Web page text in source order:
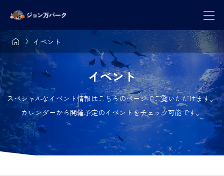
  イベント
イベント
スペシャルなイベント情報はこちらのページでご覧いただけます。
カレンダーから開催予定のイベントをチェック可能です。